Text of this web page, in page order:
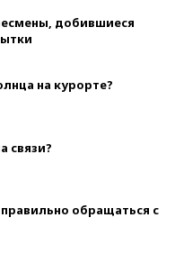
добившиеся
на курорте?
связи?
обращаться с